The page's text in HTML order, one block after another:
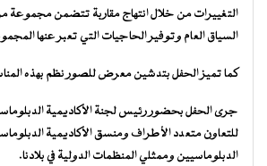
التغييرات من خلال انتهاج مقاربة تتضمن مجموعة
السياق العام وتوفير الحاجيات التي تعبر عنها
كما تميز الحفل بتدشين معرض للصور نظم بهذه
جرى الحفل بحضور رئيس لجنة الأكاديمية
للتعاون متعدد الأطراف ومنسق الأكاديمية
الدبلوماسيين وممثلي المنظمات الدولية في بلادنا.